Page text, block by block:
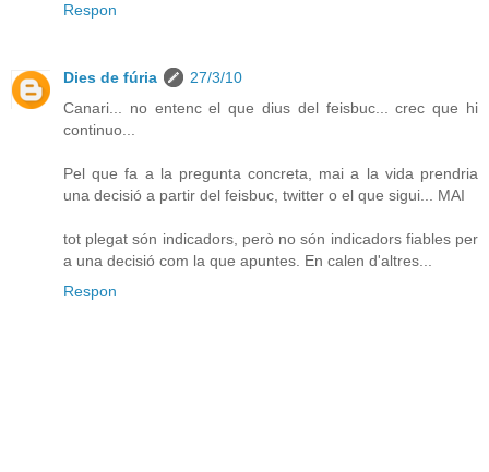
Respon
Dies de fúria
27/3/10
Canari... no entenc el que dius del feisbuc... crec que hi
continuo...
Pel que fa a la pregunta concreta, mai a la vida prendria
una decisió a partir del feisbuc, twitter o el que sigui... MAI
tot plegat són indicadors, però no són indicadors fiables per
a una decisió com la que apuntes. En calen d'altres...
Respon